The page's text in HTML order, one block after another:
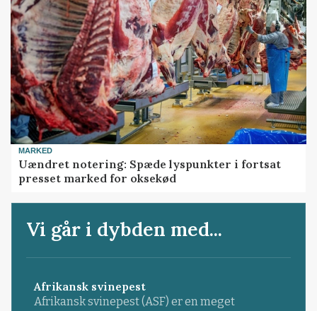
MARKED
Uændret notering: Spæde lyspunkter i fortsat
presset marked for oksekød
Vi går i dybden med...
Afrikansk svinepest
Afrikansk svinepest (ASF) er en meget